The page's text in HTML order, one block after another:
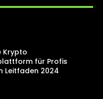
Krypto
für Profis
Leitfaden 2024